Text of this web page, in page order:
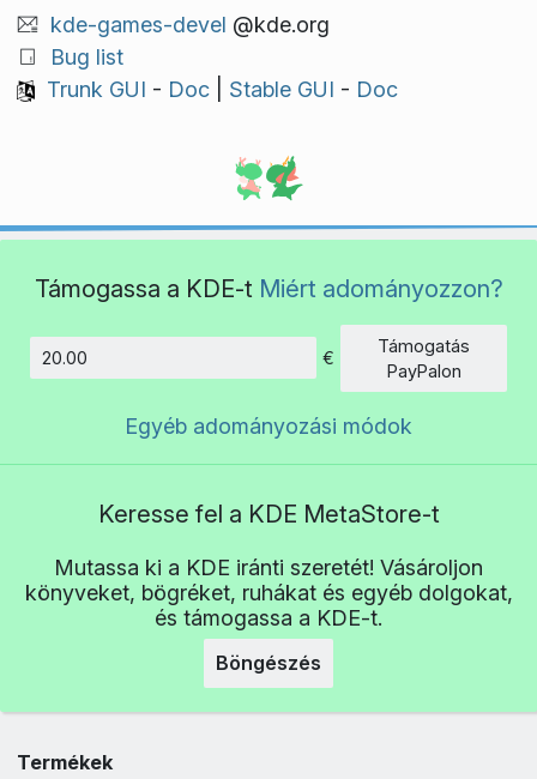
kde-games-devel @kde.org
Bug list
Trunk GUI - Doc| Stable GUI - Doc
Támogassa a KDE-t Miért adományozzon?
Összeg
€
Támogatás
PayPalon
Egyéb adományozási módok
Keresse fel a KDE MetaStore-t
Mutassa ki a KDE iránti szeretét! Vásároljon
könyveket, bögréket, ruhákat és egyéb dolgokat,
és támogassa a KDE-t.
Böngészés
Termékek